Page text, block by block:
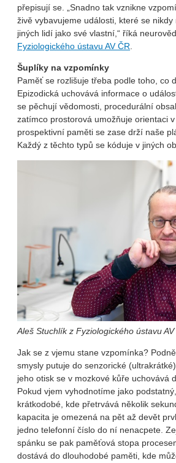
přepisují se. „Snadno tak vznikne
živě vybavujeme události, které se nikdy
jiných lidí jako své vlastní,“ říká
Fyziologického ústavu AV ČR
Šuplíky na vzpomínky
Paměť se rozlišuje třeba podle toho, co
Epizodická uchovává informace o
se pěchují vědomosti, procedurální
zatímco prostorová umožňuje orientaci
prospektivní paměti se zase drží naše
Každý z těchto typů se kóduje v jiných
Aleš Stuchlík z Fyziologického ústavu
Jak se z vjemu stane vzpomínka?
smysly putuje do senzorické
jeho otisk se v mozkové kůře uchovává
Pokud vjem vyhodnotíme jako
krátkodobé, kde přetrvává několik
kapacita je omezená na pět až devět
jedno telefonní číslo do ní nenacpete.
spánku se pak paměťová stopa
dostává do dlouhodobé paměti, kde